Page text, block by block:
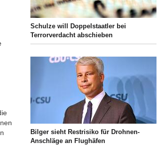
Schulze will Doppelstaatler bei
Terrorverdacht abschieben
Bilger sieht Restrisiko für Drohnen-
Anschläge an Flughäfen